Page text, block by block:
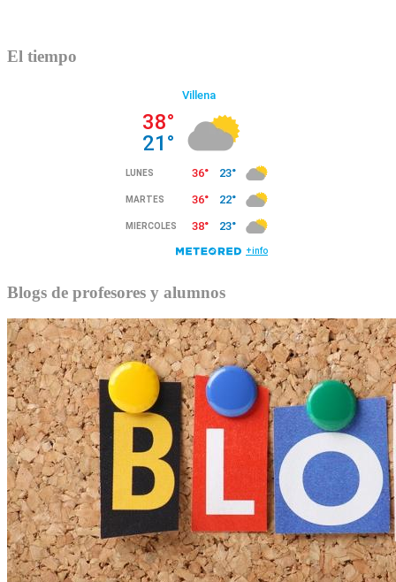
El tiempo
Blogs de profesores y alumnos